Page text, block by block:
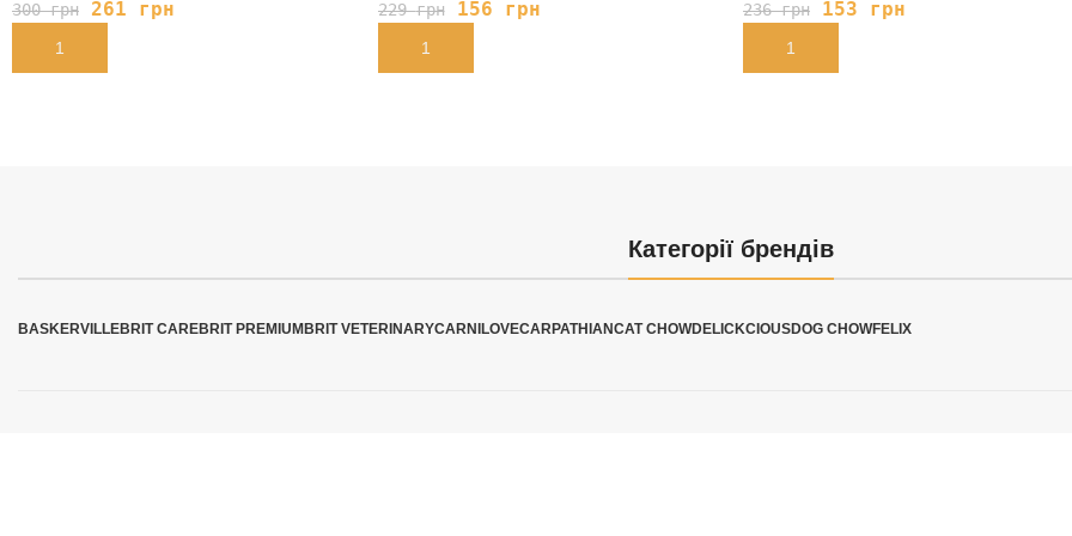
300грн 261 грн
В КОРЗИНУ
229грн 156 грн
В КОРЗИНУ
236грн 153 грн
В КОРЗИНУ
Категорії брендів
BASKERVILLEBRIT CAREBRIT PREMIUM BRIT VETERINARYCARNILOVECARPATHIANCAT CHOWDELICKCIOUSDOG CHOWFELIX